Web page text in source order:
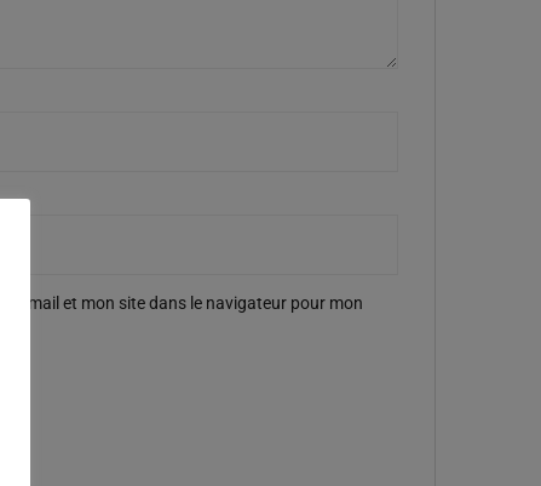
e-mail et mon site dans le navigateur pour mon